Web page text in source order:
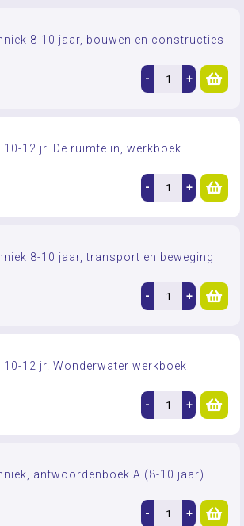
8-10 jaar, bouwen en constructies
- +
12 jr. De ruimte in, werkboek
- +
8-10 jaar, transport en beweging
- +
10-12 jr. Wonderwater werkboek
- +
antwoordenboek A (8-10 jaar)
- +